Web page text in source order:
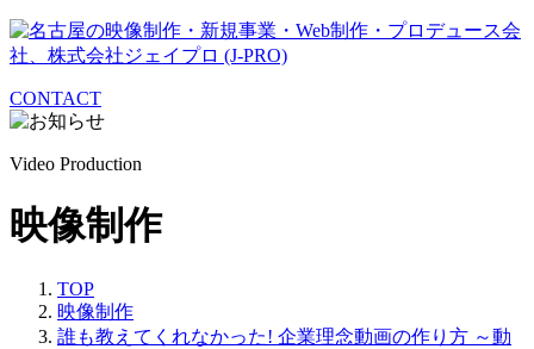
CONTACT
Video Production
映像制作
TOP
映像制作
誰も教えてくれなかった! 企業理念動画の作り方 ～動